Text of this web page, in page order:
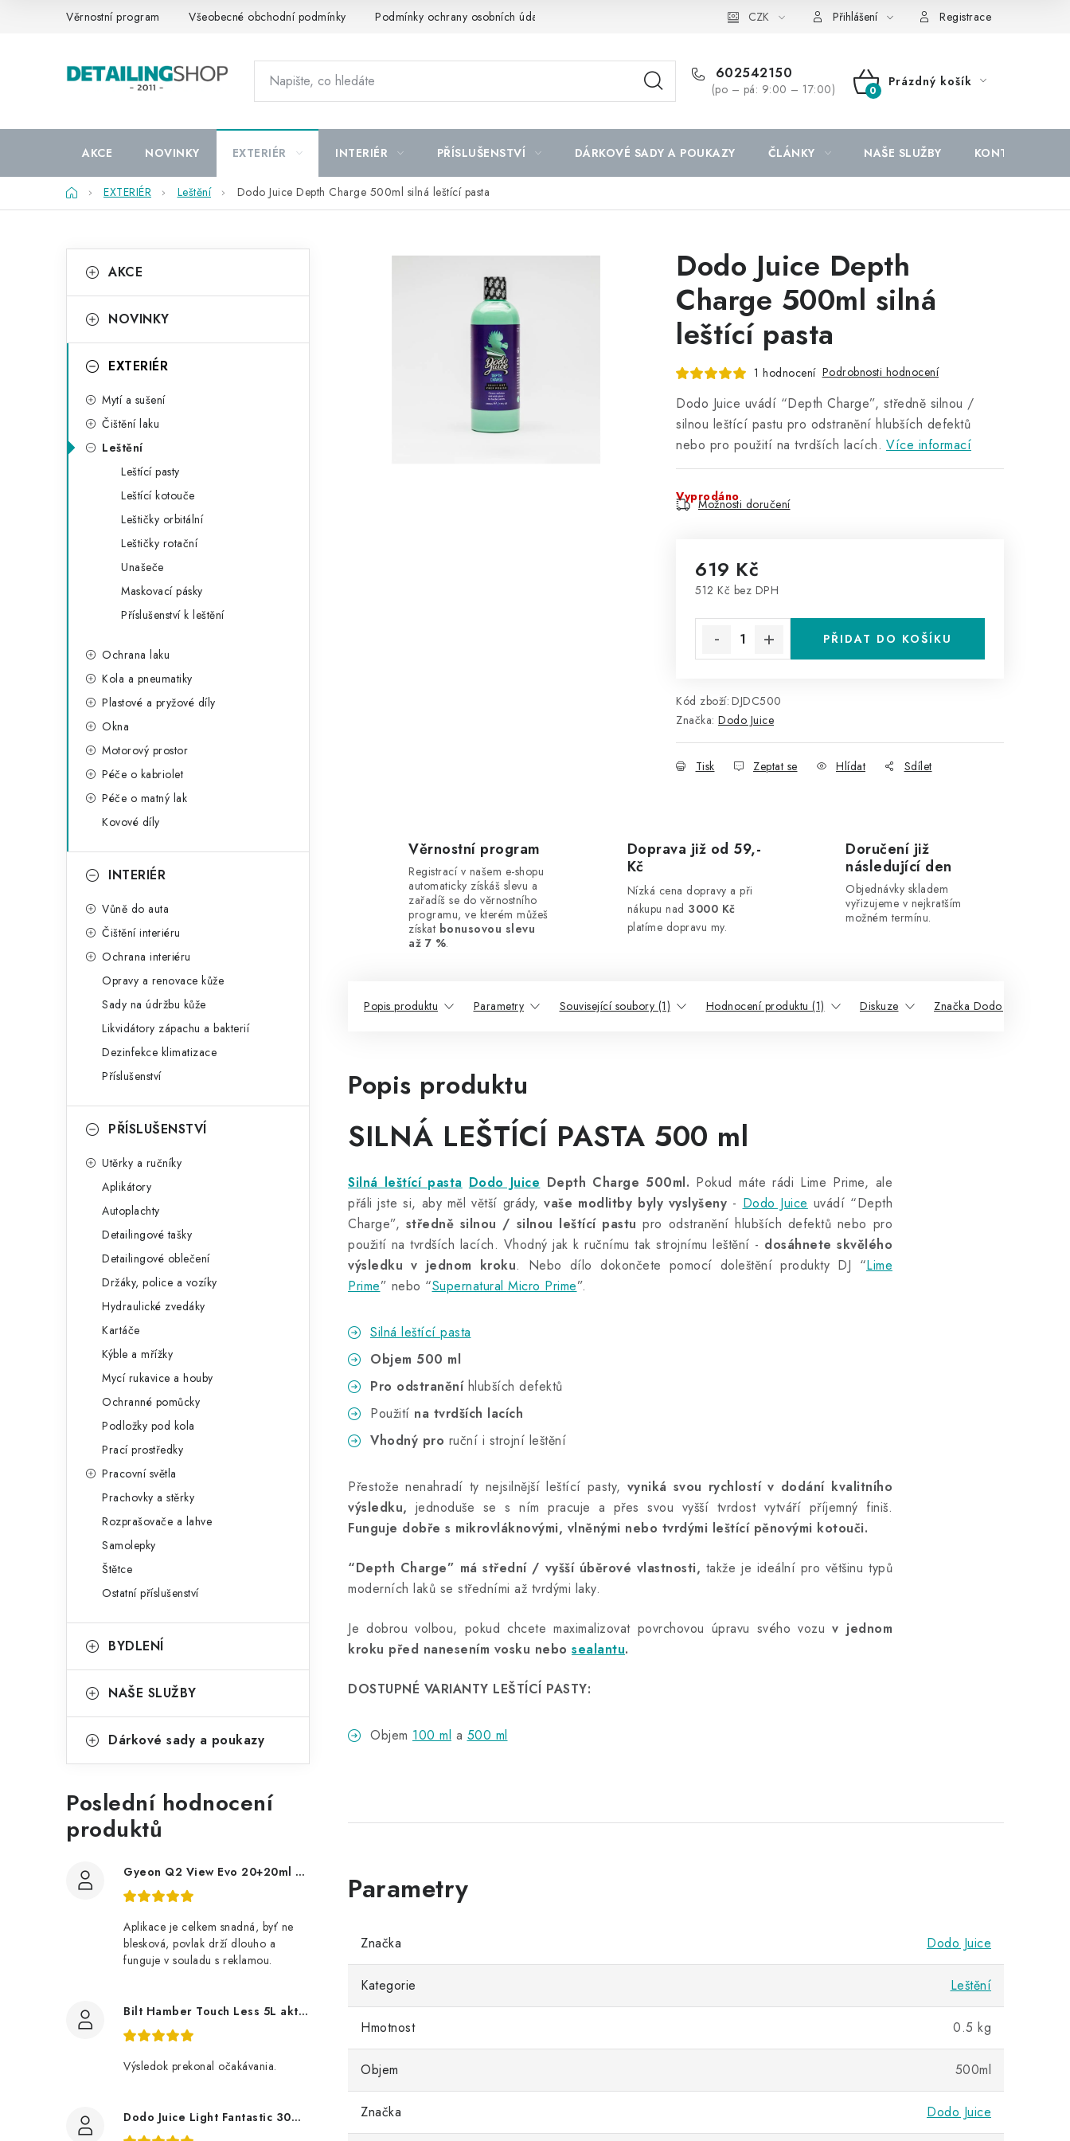
Věrnostní program Všeobecné obchodní podmínky Podmínky ochrany osobních údajů CZK Přihlášení Registrace
602542150
(po – pá: 9:00 – 17:00)
NÁKUPNÍ
Prázdný košík
AKCE NOVINKY EXTERIÉR INTERIÉR PŘÍSLUŠENSTVÍ DÁRKOVÉ SADY A POUKAZY ČLÁNKY NAŠE SLUŽBY KONTAKTY
DomůEXTERIÉR Leštění Dodo Juice Depth Charge 500ml silná leštící pasta
o
t
n
kategorie
a
e
i
AKCE
NOVINKY
EXTERIÉR
Mytí a sušení
Čištění laku
Leštění
Leštící pasty
Leštící kotouče
Leštičky orbitální
Leštičky rotační
Unašeče
Maskovací pásky
Příslušenství k leštění
Ochrana laku
Kola a pneumatiky
Plastové a pryžové díly
Okna
Motorový prostor
Péče o kabriolet
Péče o matný lak
Kovové díly
INTERIÉR
Vůně do auta
Čištění interiéru
Ochrana interiéru
Opravy a renovace kůže
Sady na údržbu kůže
Likvidátory zápachu a bakterií
Dezinfekce klimatizace
Příslušenství
PŘÍSLUŠENSTVÍ
Utěrky a ručníky
Aplikátory
Autoplachty
Detailingové tašky
Detailingové oblečení
Držáky, police a vozíky
Hydraulické zvedáky
Kartáče
Kýble a mřížky
Mycí rukavice a houby
Ochranné pomůcky
Podložky pod kola
Prací prostředky
Pracovní světla
Prachovky a stěrky
Rozprašovače a lahve
Samolepky
Štětce
Ostatní příslušenství
BYDLENÍ
NAŠE SLUŽBY
Dárkové sady a poukazy
Poslední hodnocení
produktů
Gyeon Q2 View Evo 20+20ml nanopovlak na okna
Aplikace je celkem snadná, byť ne
blesková, povlak drží dlouho a
funguje v souladu s reklamou.
Bilt Hamber Touch Less 5L aktivní pěna
Výsledok prekonal očakávania.
Dodo Juice Light Fantastic 30ml měkký vosk
Dodo Juice Depth
Charge 500ml silná
leštící pasta
1 hodnocení Podrobnosti hodnocení
Dodo Juice uvádí “Depth Charge”, středně silnou /
silnou leštící pastu pro odstranění hlubších defektů
nebo pro použití na tvrdších lacích. Více informací
Vyprodáno
Možnosti doručení
619 Kč
512 Kč bez DPH
PŘIDAT DO KOŠÍKU
Kód zboží: DJDC500
Značka: Dodo Juice
Tisk Zeptat se Hlídat Sdílet
Věrnostní program
Registrací v našem e-shopu
automaticky získáš slevu a
zařadíš se do věrnostního
programu, ve kterém můžeš
získat bonusovou slevu
až 7 %.
Doprava již od 59,-
Kč
Nízká cena dopravy a při
nákupu nad 3000 Kč
platíme dopravu my.
Doručení již
následující den
Objednávky skladem
vyřizujeme v nejkratším
možném termínu.
Popis produktu Parametry Související soubory (1) Hodnocení produktu (1) Diskuze Značka Dodo Juice
Popis produktu
SILNÁ LEŠTÍCÍ PASTA 500 ml
Silná leštící pasta Dodo Juice Depth Charge 500ml. Pokud máte rádi Lime Prime, ale
přáli jste si, aby měl větší grády,vaše modlitby byly vyslyšeny - Dodo Juice uvádí “Depth
Charge”, středně silnou / silnou leštící pastu pro odstranění hlubších defektů nebo pro
použití na tvrdších lacích. Vhodný jak k ručnímu tak strojnímu leštění - dosáhnete skvělého
výsledku v jednom kroku. Nebo dílo dokončete pomocí doleštění produkty DJ “Lime
Prime” nebo “Supernatural Micro Prime”.
Silná leštící pasta
Objem 500 ml
Pro odstraněníhlubších defektů
Použití na tvrdších lacích
Vhodný pro ruční i strojní leštění
Přestože nenahradí ty nejsilnější leštící pasty, vyniká svou rychlostí v dodání kvalitního
výsledku, jednoduše se s ním pracuje a přes svou vyšší tvrdost vytváří příjemný finiš.
Funguje dobře s mikrovláknovými, vlněnými nebo tvrdými leštící pěnovými kotouči.
“Depth Charge” má střední / vyšší úběrové vlastnosti, takže je ideální pro většinu typů
moderních laků se středními až tvrdými laky.
Je dobrou volbou, pokud chcete maximalizovat povrchovou úpravu svého vozuv jednom
kroku před nanesením vosku nebo sealantu.
DOSTUPNÉ VARIANTY LEŠTÍCÍ PASTY:
Objem 100 ml a 500 ml
Značka Dodo Juice
Kategorie Leštění
Hmotnost 0.5 kg
Objem 500ml
Značka Dodo Juice